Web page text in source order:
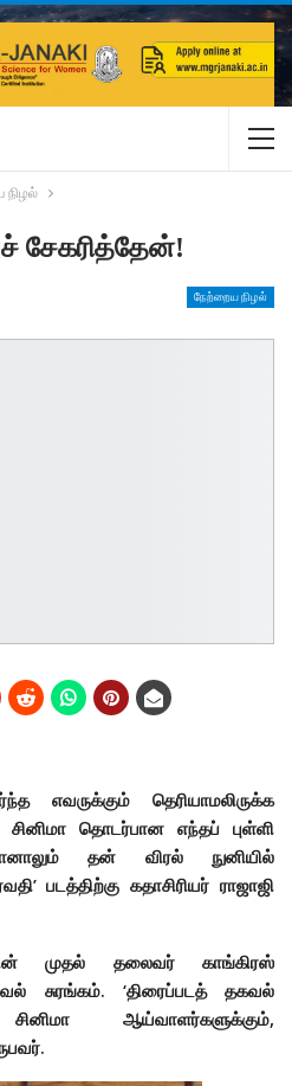
நிழல்
சேகரித்தேன்!
நேற்றைய நிழல்
எவருக்கும் தெரியாமலிருக்க
தொடர்பான எந்தப் புள்ளி
தன் விரல் நுனியில்
படத்திற்கு கதாசிரியர் ராஜாஜி
முதல் தலைவர் காங்கிரஸ்
சுரங்கம். ‘திரைப்படத் தகவல்
ஆய்வாளர்களுக்கும்,